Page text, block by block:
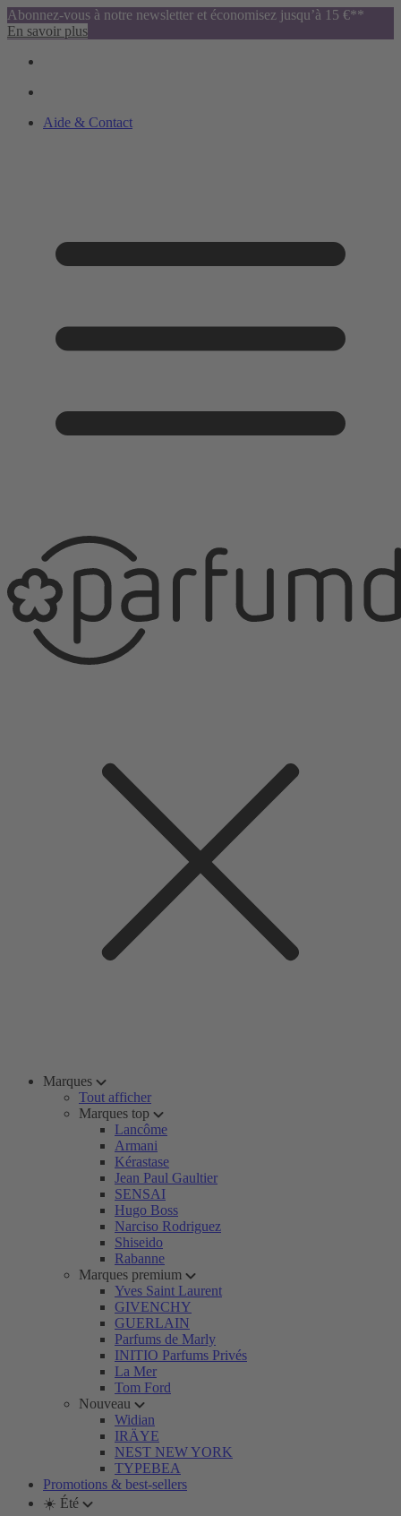
Abonnez-vous à notre newsletter et économisez jusqu’à 15 €**
En savoir plus
Aide & Contact
Marques
Tout afficher
Marques top
Lancôme
Armani
Kérastase
Jean Paul Gaultier
SENSAI
Hugo Boss
Narciso Rodriguez
Shiseido
Rabanne
Marques premium
Yves Saint Laurent
GIVENCHY
GUERLAIN
Parfums de Marly
INITIO Parfums Privés
La Mer
Tom Ford
Nouveau
Widian
IRÄYE
NEST NEW YORK
TYPEBEA
Promotions & best-sellers
☀️ Été